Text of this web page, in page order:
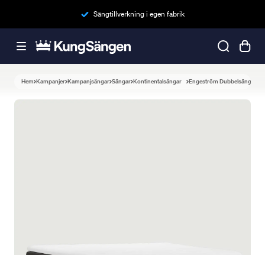
Sängtillverkning i egen fabrik
Hem Kampanjer Kampanjsängar Sängar Kontinentalsängar Engeström Dubbelsäng